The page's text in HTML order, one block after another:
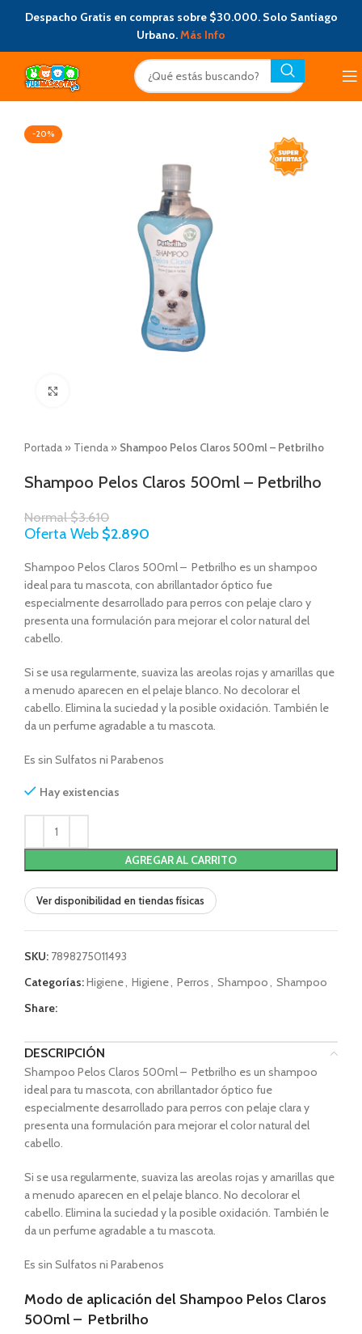
Despacho Gratis en compras sobre $30.000. Solo Santiago
Urbano.Más Info
-20%
Portada » Tienda » Shampoo Pelos Claros 500ml – Petbrilho
Shampoo Pelos Claros 500ml – Petbrilho
Normal$3.610
Oferta Web $2.890
Shampoo Pelos Claros 500ml – Petbrilho es un shampoo
ideal para tu mascota, con abrillantador óptico fue
especialmente desarrollado para perros con pelaje claro y
presenta una formulación para mejorar el color natural del
cabello.
Si se usa regularmente, suaviza las areolas rojas y amarillas que
a menudo aparecen en el pelaje blanco. No decolorar el
cabello. Elimina la suciedad y la posible oxidación. También le
da un perfume agradable a tu mascota.
Es sin Sulfatos ni Parabenos
Hay existencias
AGREGAR AL CARRITO
Ver disponibilidad en tiendas físicas
SKU: 7898275011493
Categorías:Higiene, Higiene, Perros, Shampoo, Shampoo
Share:
DESCRIPCIÓN
Shampoo Pelos Claros 500ml – Petbrilho es un shampoo
ideal para tu mascota, con abrillantador óptico fue
especialmente desarrollado para perros con pelaje clara y
presenta una formulación para mejorar el color natural del
cabello.
Si se usa regularmente, suaviza las areolas rojas y amarillas que
a menudo aparecen en el pelaje blanco. No decolorar el
cabello. Elimina la suciedad y la posible oxidación. También le
da un perfume agradable a tu mascota.
Es sin Sulfatos ni Parabenos
Modo de aplicación del Shampoo Pelos Claros
500ml – Petbrilho